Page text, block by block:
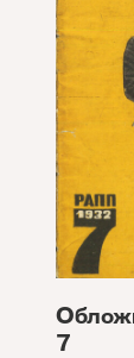
7